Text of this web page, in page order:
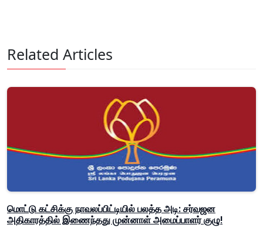
Related Articles
மொட்டு கட்சிக்கு நாவலப்பிட்டியில் பலத்த அடி: சர்வஜன
அதிகாரத்தில் இணைந்தது முன்னாள் அமைப்பாளர் குழு!